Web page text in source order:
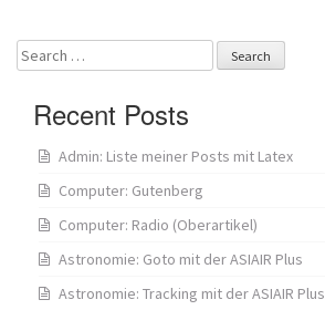
Search
for:
Recent Posts
Admin: Liste meiner Posts mit Latex
Computer: Gutenberg
Computer: Radio (Oberartikel)
Astronomie: Goto mit der ASIAIR Plus
Astronomie: Tracking mit der ASIAIR Plus